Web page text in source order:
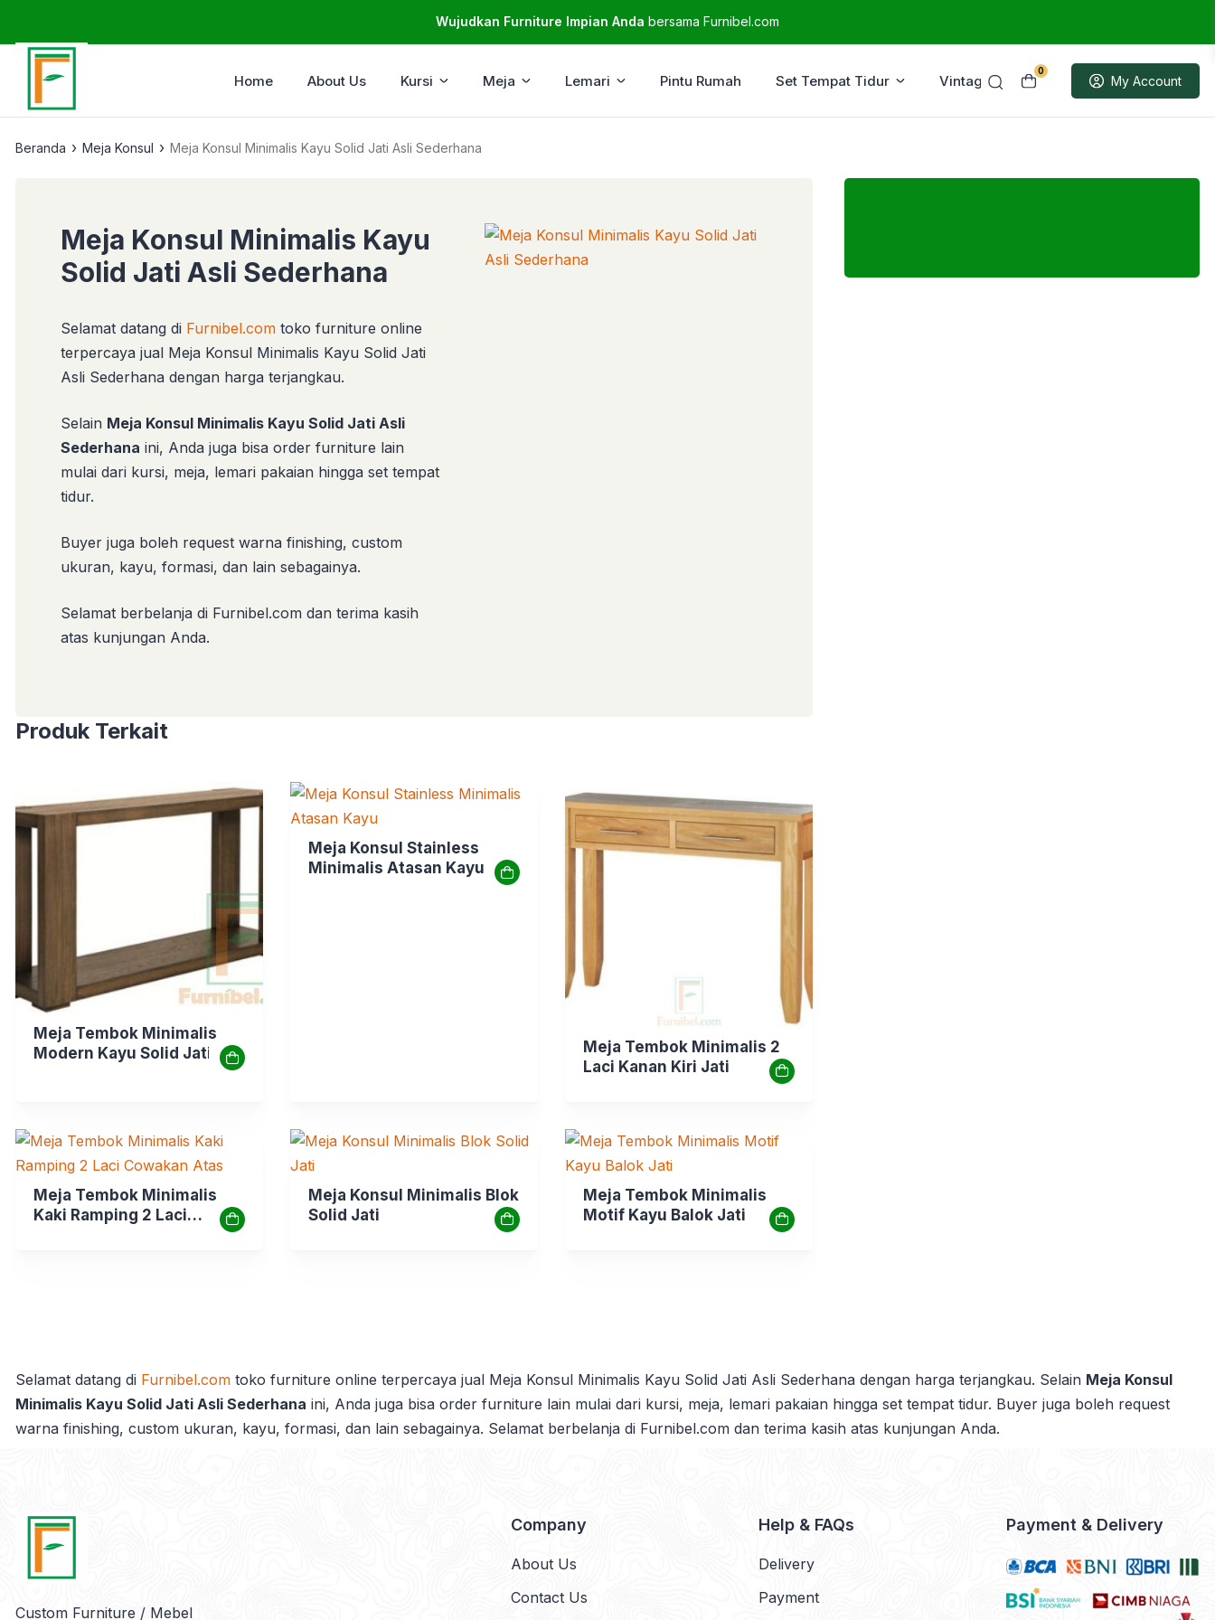
Wujudkan Furniture Impian Anda bersama Furnibel.com
0
My Account
Home About Us Kursi Meja Lemari Pintu Rumah Set Tempat Tidur Vintage Sample
Beranda › Meja Konsul › Meja Konsul Minimalis Kayu Solid Jati Asli Sederhana
Meja Konsul Minimalis Kayu
Solid Jati Asli Sederhana
Selamat datang di Furnibel.com toko furniture online
terpercaya jual Meja Konsul Minimalis Kayu Solid Jati
Asli Sederhana dengan harga terjangkau.
Selain Meja Konsul Minimalis Kayu Solid Jati Asli
Sederhana ini, Anda juga bisa order furniture lain
mulai dari kursi, meja, lemari pakaian hingga set tempat
tidur.
Buyer juga boleh request warna finishing, custom
ukuran, kayu, formasi, dan lain sebagainya.
Selamat berbelanja di Furnibel.com dan terima kasih
atas kunjungan Anda.
Produk Terkait
Meja Tembok Minimalis
Modern Kayu Solid Jati
Meja Konsul Stainless
Minimalis Atasan Kayu
Meja Tembok Minimalis 2
Laci Kanan Kiri Jati
Meja Tembok Minimalis
Kaki Ramping 2 Laci
Meja Konsul Minimalis Blok
Solid Jati
Meja Tembok Minimalis
Motif Kayu Balok Jati
Selamat datang di Furnibel.com toko furniture online terpercaya jual Meja Konsul Minimalis Kayu Solid Jati Asli Sederhana dengan harga terjangkau. Selain Meja Konsul
Minimalis Kayu Solid Jati Asli Sederhana ini, Anda juga bisa order furniture lain mulai dari kursi, meja, lemari pakaian hingga set tempat tidur. Buyer juga boleh request
warna finishing, custom ukuran, kayu, formasi, dan lain sebagainya. Selamat berbelanja di Furnibel.com dan terima kasih atas kunjungan Anda.
Custom Furniture / Mebel
Company
About Us
Contact Us
Help & FAQs
Delivery
Payment
Payment & Delivery